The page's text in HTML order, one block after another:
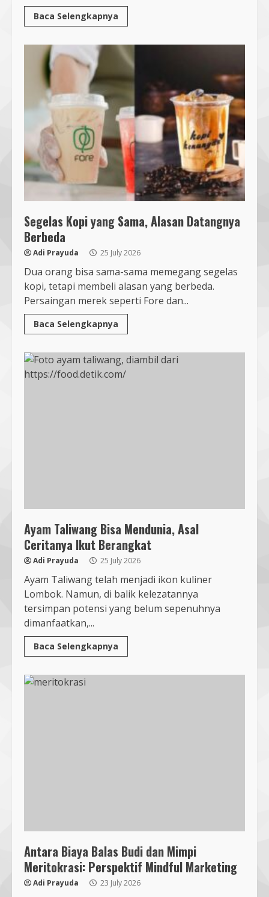
Baca Selengkapnya
Segelas Kopi yang Sama, Alasan Datangnya
Berbeda
Adi Prayuda 25 July 2026
Dua orang bisa sama-sama memegang segelas
kopi, tetapi membeli alasan yang berbeda.
Persaingan merek seperti Fore dan...
Baca Selengkapnya
Ayam Taliwang Bisa Mendunia, Asal
Ceritanya Ikut Berangkat
Adi Prayuda 25 July 2026
Ayam Taliwang telah menjadi ikon kuliner
Lombok. Namun, di balik kelezatannya
tersimpan potensi yang belum sepenuhnya
dimanfaatkan,...
Baca Selengkapnya
Antara Biaya Balas Budi dan Mimpi
Meritokrasi: Perspektif Mindful Marketing
Adi Prayuda 23 July 2026